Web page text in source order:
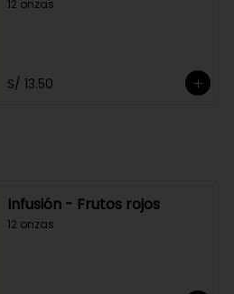
12 onzas
S/ 13.50
Infusión - Frutos rojos
12 onzas